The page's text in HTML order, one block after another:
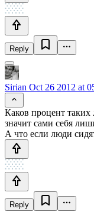
Reply
Sirian Oct 26 2012 at
Каков процент
значит сами себя
А что если люди
Reply